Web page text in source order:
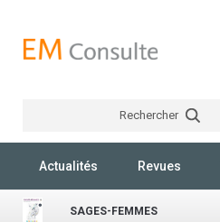
Rechercher
Actualités Revues
SAGES-FEMMES